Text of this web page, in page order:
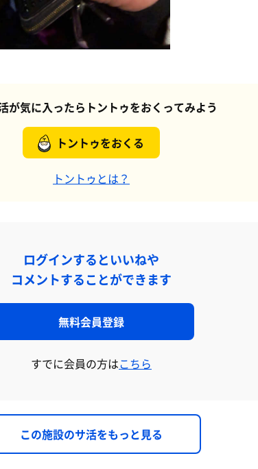
が気に入ったらトントゥをおくってみよう
トントゥをおくる
トントゥとは？
ログインするといいねや
コメントすることができます
無料会員登録
すでに会員の方はこちら
この施設のサ活をもっと見る